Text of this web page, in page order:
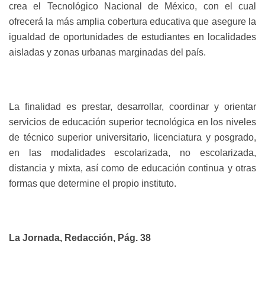
crea el Tecnológico Nacional de México, con el cual
ofrecerá la más amplia cobertura educativa que asegure la
igualdad de oportunidades de estudiantes en localidades
aisladas y zonas urbanas marginadas del país.
La finalidad es prestar, desarrollar, coordinar y orientar
servicios de educación superior tecnológica en los niveles
de técnico superior universitario, licenciatura y posgrado,
en las modalidades escolarizada, no escolarizada,
distancia y mixta, así como de educación continua y otras
formas que determine el propio instituto.
La Jornada, Redacción, Pág. 38